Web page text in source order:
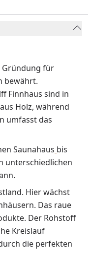
Gründung für
bewährt.
Finnhaus sind in
Holz, während
umfasst das
Saunahaus bis
unterschiedlichen
Hier wächst
Das raue
Der Rohstoff
Kreislauf
die perfekten